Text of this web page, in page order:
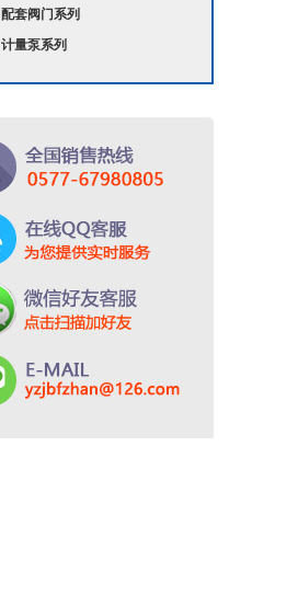
配套阀门系列
计量泵系列